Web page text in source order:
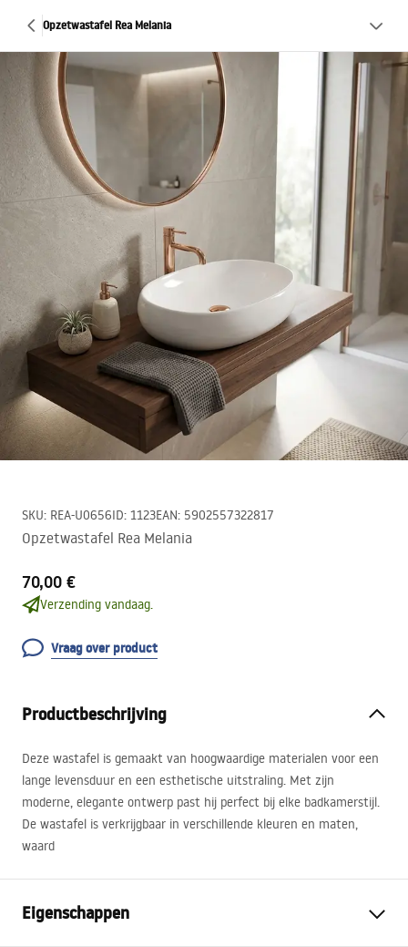
Opzetwastafel Rea Melania
SKU: REA-U0656ID: 1123EAN: 5902557322817
Opzetwastafel Rea Melania
70,00 €
Verzending vandaag.
Vraag over product
Productbeschrijving
Deze wastafel is gemaakt van hoogwaardige materialen voor een
lange levensduur en een esthetische uitstraling. Met zijn
moderne, elegante ontwerp past hij perfect bij elke badkamerstijl.
De wastafel is verkrijgbaar in verschillende kleuren en maten,
waard
Eigenschappen